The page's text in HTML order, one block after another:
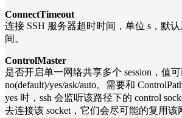
ConnectTimeout
连接 SSH 服务器超时时间，单位 s，默
间。
ControlMaster
是否开启单一网络共享多个 session，值
no(default)/yes/ask/auto。需要和
yes 时，ssh 会监听该路径下的 control
去连接该 socket，它们会尽可能的复用